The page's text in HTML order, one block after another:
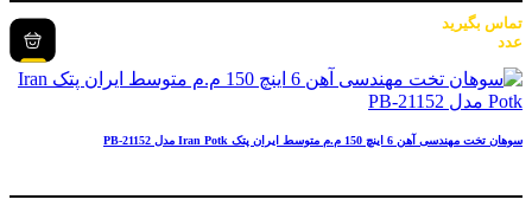
تماس بگیرید
عدد
سوهان تخت مهندسی آهن 6 اینچ 150 م.م متوسط ایران پتک Iran Potk مدل PB-21152